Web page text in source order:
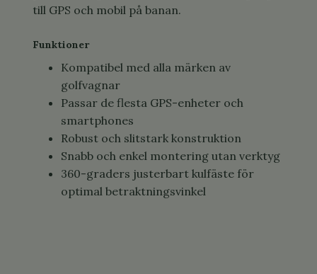
till GPS och mobil på banan.
Funktioner
Kompatibel med alla märken av
golfvagnar
Passar de flesta GPS-enheter och
smartphones
Robust och slitstark konstruktion
Snabb och enkel montering utan verktyg
360-graders justerbart kulfäste för
optimal betraktningsvinkel